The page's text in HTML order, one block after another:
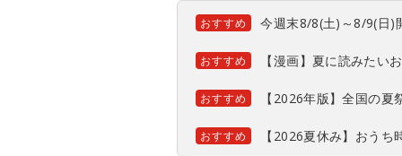
おすすめ 今週末8/8(土)～8/9(日)
おすすめ 【漫画】夏に読みたい
おすすめ 【2026年版】全国の夏
おすすめ 【2026夏休み】おう